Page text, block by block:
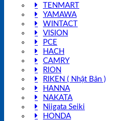
TENMART
YAMAWA
WINTACT
VISION
PCE
HACH
CAMRY
RION
RIKEN ( Nhật Bản )
HANNA
NAKATA
Niigata Seiki
HONDA